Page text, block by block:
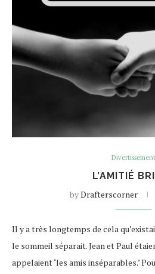
Divertissement
L’AMITIÉ
byDrafterscorner
Il y a très longtemps de cela
le sommeil séparait. Jean et Paul
appelaient ‘les amis inséparables.’